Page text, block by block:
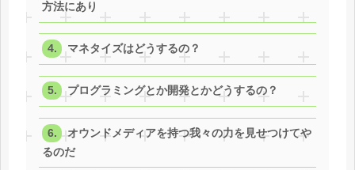
方法にあり
マネタイズはどうするの？
プログラミングとか開発とかどうするの？
オウンドメディアを持つ我々の力を見せつけてや
るのだ